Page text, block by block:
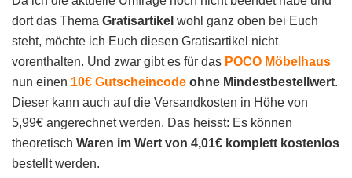
dort das Thema Gratisartikel wohl ganz oben bei Euch
steht, möchte ich Euch diesen Gratisartikel nicht
vorenthalten. Und zwar gibt es für das POCO Möbelhaus
nun einen 10€ Gutscheincode ohne Mindestbestellwert.
Dieser kann auch auf die Versandkosten in Höhe von
5,99€ angerechnet werden. Das heisst: Es können
theoretisch Waren im Wert von 4,01€ komplett kostenlos
bestellt werden.